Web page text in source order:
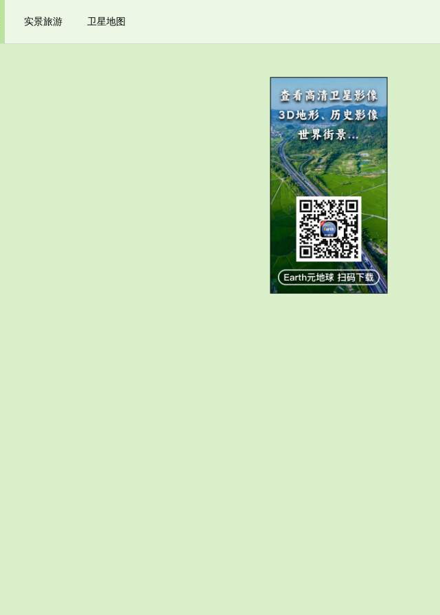
实景旅游 卫星地图